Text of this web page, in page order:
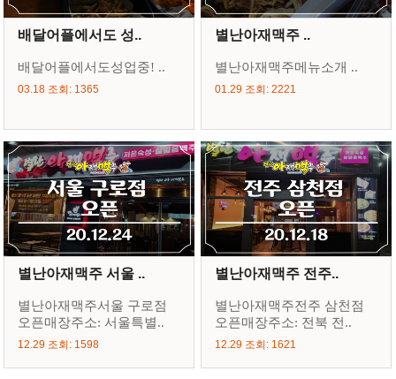
배달어플에서도 성..
배달어플에서도성업중! ..
03.18 조회: 1365
별난아재맥주 ..
별난아재맥주메뉴소개 ..
01.29 조회: 2221
별난아재맥주 서울 ..
별난아재맥주서울 구로점
오픈매장주소: 서울특별..
12.29 조회: 1598
별난아재맥주 전주..
별난아재맥주전주 삼천점
오픈매장주소: 전북 전..
12.29 조회: 1621